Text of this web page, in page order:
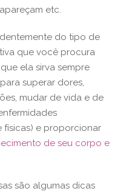
etc.
do tipo de
que você procura
ela sirva sempre
superar dores,
mudar de vida e de
físicas) e proporcionar
de seu corpo e
são algumas dicas